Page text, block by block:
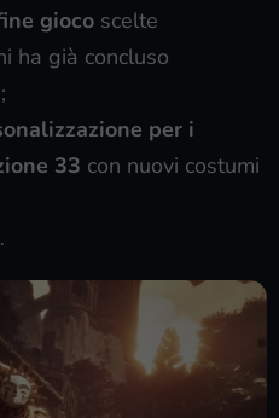
gioco scelte
ha già concluso
per i
33 con nuovi costumi